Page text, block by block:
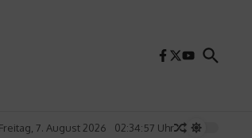
Freitag, 7. August 2026 02:34:59 Uhr